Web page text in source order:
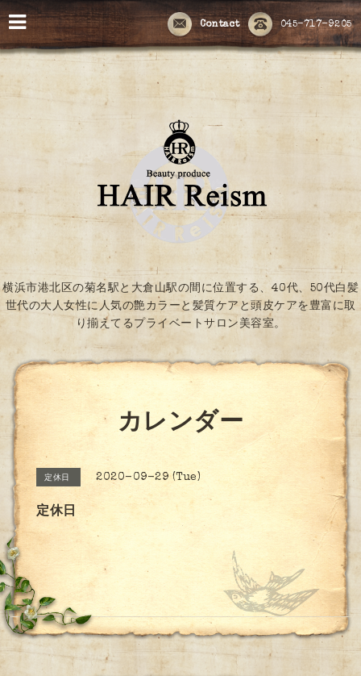
045-717-9205
Contact
横浜市港北区の菊名駅と大倉山駅の間に位置する、40代、50代白髪
世代の大人女性に人気の艶カラーと髪質ケアと頭皮ケアを豊富に取
り揃えてるプライベートサロン美容室。
カレンダー
定休日 2020-09-29 (Tue)
定休日